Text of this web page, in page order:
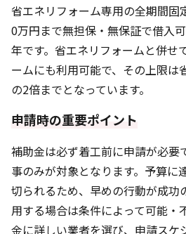
省エネリフォーム専用の全期間固
0万円まで無担保・無保証で借入
年です。省エネリフォームと併せ
ームにも利用可能で、その上限は
の2倍までとなっています。
申請時の重要ポイント
補助金は必ず着工前に申請が必要
事のみが対象となります。予算に
切られるため、早めの行動が成功
用する場合は条件によって可能・
金に詳しい業者を選び、申請スケ